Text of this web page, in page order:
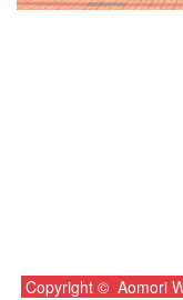
Copyright © Aomori